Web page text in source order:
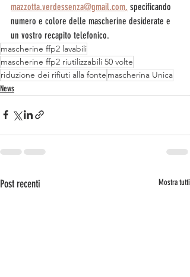
mazzotta.verdessenza@gmail.com, specificando
numero e colore delle mascherine desiderate e
un vostro recapito telefonico.
mascherine ffp2 lavabili
mascherine ffp2 riutilizzabili 50 volte
riduzione dei rifiuti alla fonte mascherina Unica
News
Post recenti Mostra tutti